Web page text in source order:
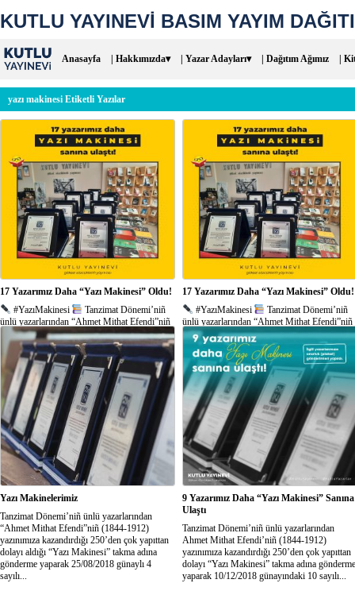
KUTLU YAYINEVİ BASIM YAYIM
Anasayfa | Hakkımızda▾ | Yazar Adayları▾ | Dağıtım Ağımız |
yazı makinesi Etiketli Yazılar
17 Yazarımız Daha “Yazı Makinesi” Oldu!
#YazıMakinesi
Tanzimat Dönemi’niñ
ünlü yazarlarından “Ahmet Mithat Efendi”niñ
(1844-1912) yazınımıza kazandırdığı 250’den
çok yapıttan dolayı aldığı “Yazı Makinesi”
takma adına gönderme yaparak 25/08/2018...
17 Yazarımız Daha “Yazı Makinesi” Oldu!
#YazıMakinesi
Tanzimat Dönemi’niñ
ünlü yazarlarından “Ahmet Mithat Efendi”niñ
(1844-1912) yazınımıza kazandırdığı 250’den
çok yapıttan dolayı “Yazı Makinesi” takma
adına gönderme yaparak 25/08/2018
günaylı...
Yazı Makinelerimiz
Tanzimat Dönemi’niñ ünlü yazarlarından
“Ahmet Mithat Efendi”niñ (1844-1912)
yazınımıza kazandırdığı 250’den çok yapıttan
dolayı aldığı “Yazı Makinesi” takma adına
gönderme yaparak 25/08/2018 günaylı 4
sayılı...
9 Yazarımız Daha “Yazı Makinesi” Sanına
Ulaştı
Tanzimat Dönemi’niñ ünlü yazarlarından
Ahmet Mithat Efendi’niñ (1844-1912)
yazınımıza kazandırdığı 250’den çok yapıttan
dolayı “Yazı Makinesi” takma adına gönderme
yaparak 10/12/2018 günayındaki 10 sayılı...